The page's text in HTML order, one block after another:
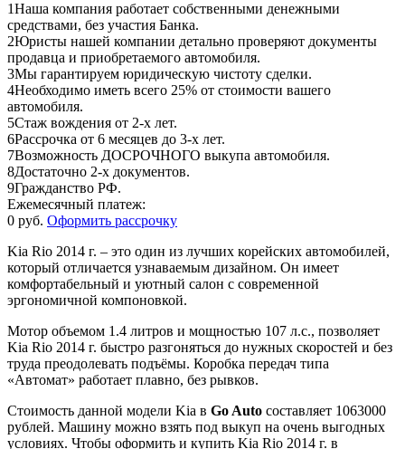
1Наша компания работает собственными денежными
средствами, без участия Банка.
2Юристы нашей компании детально проверяют документы
продавца и приобретаемого автомобиля.
3Мы гарантируем юридическую чистоту сделки.
4Необходимо иметь всего 25% от стоимости вашего
автомобиля.
5Стаж вождения от 2-х лет.
6Рассрочка от 6 месяцев до 3-х лет.
7Возможность ДОСРОЧНОГО выкупа автомобиля.
8Достаточно 2-х документов.
9Гражданство РФ.
Ежемесячный платеж:
0 руб. Оформить рассрочку
Kia Rio 2014 г. – это один из лучших корейских автомобилей,
который отличается узнаваемым дизайном. Он имеет
комфортабельный и уютный салон с современной
эргономичной компоновкой.
Мотор объемом 1.4 литров и мощностью 107 л.с., позволяет
Kia Rio 2014 г. быстро разгоняться до нужных скоростей и без
труда преодолевать подъёмы. Коробка передач типа
«Автомат» работает плавно, без рывков.
Стоимость данной модели Kia в Go Auto составляет 1063000
рублей. Машину можно взять под выкуп на очень выгодных
условиях. Чтобы оформить и купить Kia Rio 2014 г. в